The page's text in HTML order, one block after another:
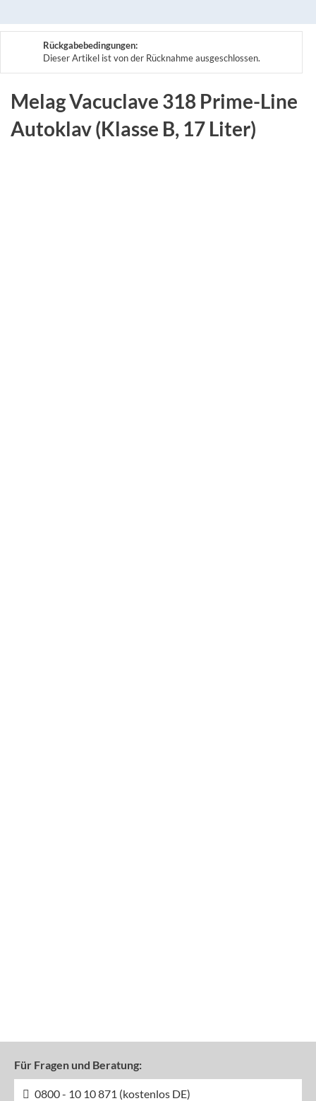
Rückgabebedingungen:
Dieser Artikel ist von der Rücknahme ausgeschlossen.
Melag Vacuclave 318 Prime-Line
Autoklav (Klasse B, 17 Liter)
Für Fragen und Beratung:
0800 - 10 10 871 (kostenlos DE)